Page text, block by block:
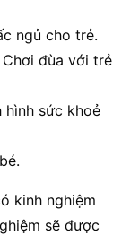
ngủ cho trẻ.
đùa với trẻ
sức khoẻ
kinh nghiệm
sẽ được